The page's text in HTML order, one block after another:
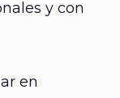
y con
en